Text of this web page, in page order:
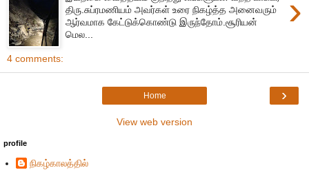
›
திரு.சுப்ரமணியம் அவர்கள் உரை நிகழ்த்த அனைவரும்
ஆர்வமாக கேட்டுக்கொண்டு இருந்தோம்.சூரியன்
மெல...
4 comments:
›
Home
View web version
profile
நிகழ்காலத்தில்